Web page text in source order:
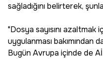
sağladığını belirterek,
"Dosya sayısını azaltmak
uygulanması
Bugün Avrupa içinde de